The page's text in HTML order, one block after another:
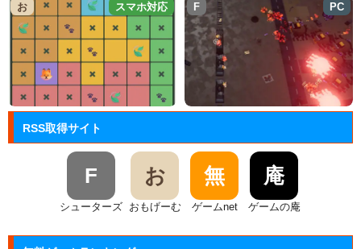
お スマホ対応 F PC
RSS取得サイト
F
シューターズ
お
おもげーむ
無
ゲームnet
庵
ゲームの庵